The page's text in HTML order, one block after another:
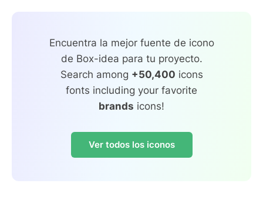
Encuentra la mejor fuente de icono
de Box-idea para tu proyecto.
Search among +50,400 icons
fonts including your favorite
brands icons!
Ver todos los iconos